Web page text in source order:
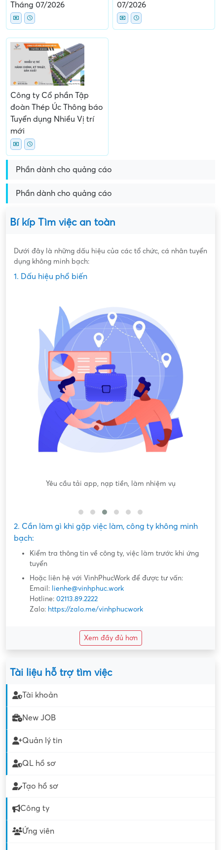
Tháng 07/2026
07/2026
Công ty Cổ phần Tập
đoàn Thép Úc Thông báo
Tuyển dụng Nhiều Vị trí
mới
Phần dành cho quảng cáo
Phần dành cho quảng cáo
Bí kíp Tìm việc an toàn
Dưới đây là những dấu hiệu của các tổ chức, cá nhân tuyển
dụng không minh bạch:
1. Dấu hiệu phổ biến
Yêu cầu tải app, nạp tiền, làm nhiệm vụ
2. Cần làm gì khi gặp việc làm, công ty không minh
bạch:
Kiểm tra thông tin về công ty, việc làm trước khi ứng
tuyển
Hoặc liên hệ với VinhPhucWork để được tư vấn:
Email: lienhe@vinhphuc.work
Hotline: 02113.89.2222
Zalo: https://zalo.me/vinhphucwork
Xem đầy đủ hơn
Tài liệu hỗ trợ tìm việc
Tài khoản
New JOB
Quản lý tin
QL hồ sơ
Tạo hồ sơ
Công ty
Ứng viên